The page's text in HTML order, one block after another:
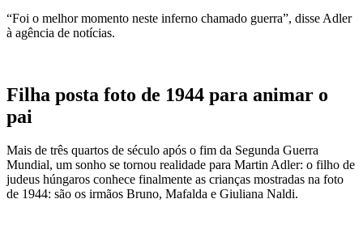
“Foi o melhor momento neste inferno chamado guerra”, disse Adler
à agência de notícias.
Filha posta foto de 1944 para animar o
pai
Mais de três quartos de século após o fim da Segunda Guerra
Mundial, um sonho se tornou realidade para Martin Adler: o filho de
judeus húngaros conhece finalmente as crianças mostradas na foto
de 1944: são os irmãos Bruno, Mafalda e Giuliana Naldi.